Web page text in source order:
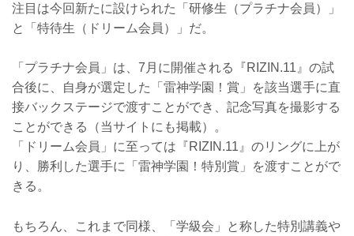
注目は今回新たに設けられた「研修生（プラチナ会員）」
と「特待生（ドリーム会員）」だ。
「プラチナ会員」は、7月に開催される『RIZIN.11』の試
合後に、自身が選定した「雷神学園！賞」を該当選手に直
接バックステージで渡すことができ、記念写真を撮影する
ことができる（当サイトにも掲載）。
「ドリーム会員」に至っては『RIZIN.11』のリングに上が
り、勝利した選手に「雷神学園！特別賞」を渡すことがで
きる。
もちろん、これまで同様、「学級会」と称した特別講義や